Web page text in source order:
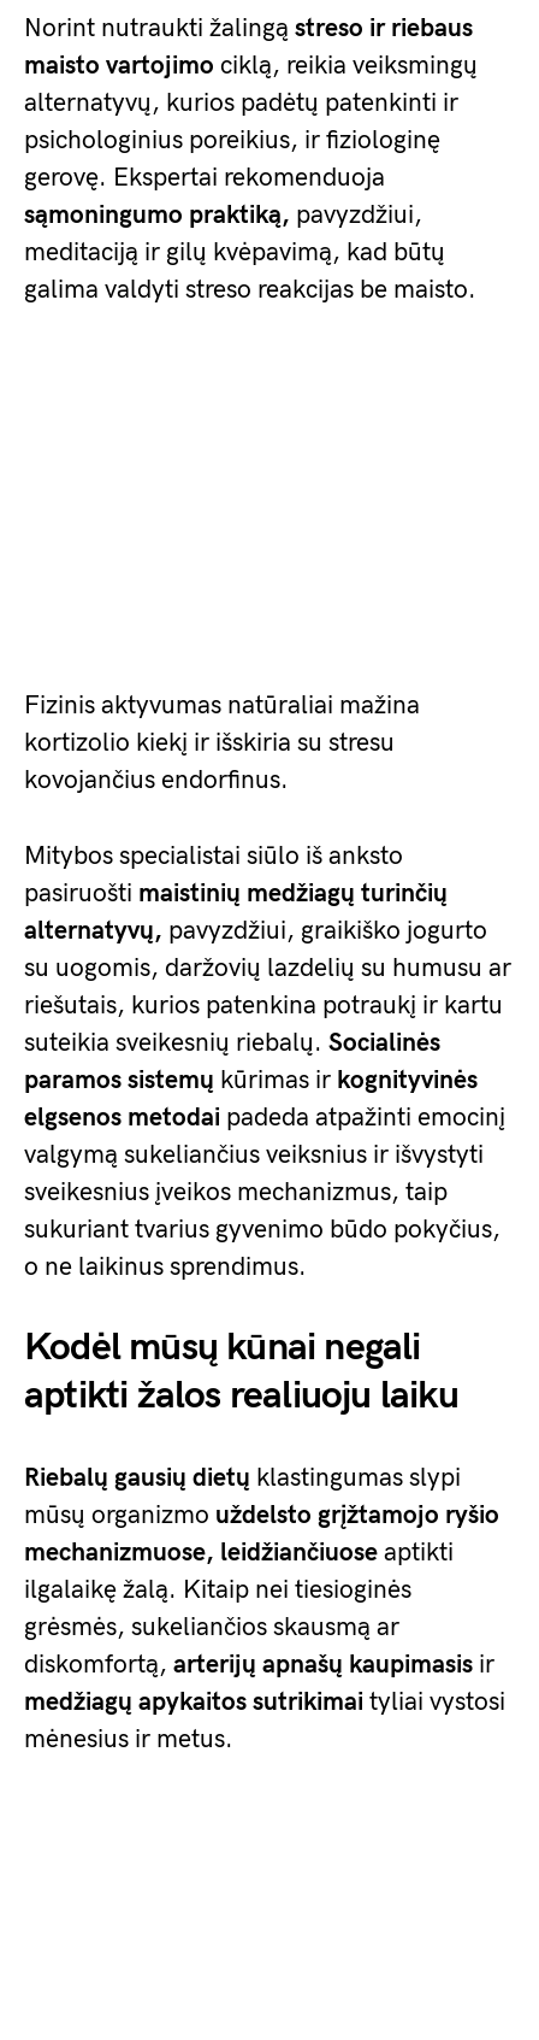
Norint nutraukti žalingą streso ir riebaus
maisto vartojimo ciklą, reikia veiksmingų
alternatyvų, kurios padėtų patenkinti ir
psichologinius poreikius, ir fiziologinę
gerovę. Ekspertai rekomenduoja
sąmoningumo praktiką, pavyzdžiui,
meditaciją ir gilų kvėpavimą, kad būtų
galima valdyti streso reakcijas be maisto.
Fizinis aktyvumas natūraliai mažina
kortizolio kiekį ir išskiria su stresu
kovojančius endorfinus.
Mitybos specialistai siūlo iš anksto
pasiruošti maistinių medžiagų turinčių
alternatyvų, pavyzdžiui, graikiško jogurto
su uogomis, daržovių lazdelių su humusu ar
riešutais, kurios patenkina potraukį ir kartu
suteikia sveikesnių riebalų. Socialinės
paramos sistemų kūrimas ir kognityvinės
elgsenos metodai padeda atpažinti emocinį
valgymą sukeliančius veiksnius ir išvystyti
sveikesnius įveikos mechanizmus, taip
sukuriant tvarius gyvenimo būdo pokyčius,
o ne laikinus sprendimus.
Kodėl mūsų kūnai negali
aptikti žalos realiuoju laiku
Riebalų gausių dietų klastingumas slypi
mūsų organizmo uždelsto grįžtamojo ryšio
mechanizmuose, leidžiančiuose aptikti
ilgalaikę žalą. Kitaip nei tiesioginės
grėsmės, sukeliančios skausmą ar
diskomfortą, arterijų apnašų kaupimasis ir
medžiagų apykaitos sutrikimai tyliai vystosi
mėnesius ir metus.